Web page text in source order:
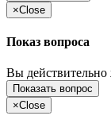
×Close
Показ вопроса
Вы действительно
Показать вопрос
×Close